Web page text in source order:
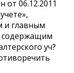
от 06.12.2011
и главным
уч?